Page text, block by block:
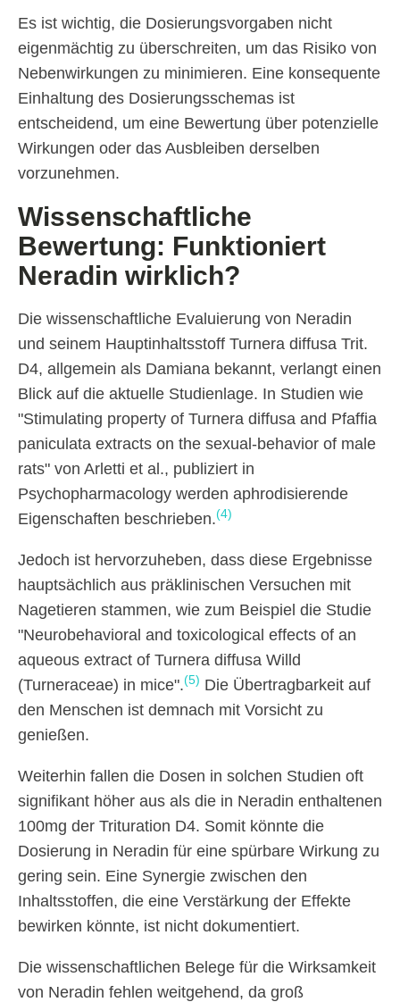
Es ist wichtig, die Dosierungsvorgaben nicht
eigenmächtig zu überschreiten, um das Risiko von
Nebenwirkungen zu minimieren. Eine konsequente
Einhaltung des Dosierungsschemas ist
entscheidend, um eine Bewertung über potenzielle
Wirkungen oder das Ausbleiben derselben
vorzunehmen.
Wissenschaftliche
Bewertung: Funktioniert
Neradin wirklich?
Die wissenschaftliche Evaluierung von Neradin
und seinem Hauptinhaltsstoff Turnera diffusa Trit.
D4, allgemein als Damiana bekannt, verlangt einen
Blick auf die aktuelle Studienlage. In Studien wie
"Stimulating property of Turnera diffusa and Pfaffia
paniculata extracts on the sexual-behavior of male
rats" von Arletti et al., publiziert in
Psychopharmacology werden aphrodisierende
Eigenschaften beschrieben.(4)
Jedoch ist hervorzuheben, dass diese Ergebnisse
hauptsächlich aus präklinischen Versuchen mit
Nagetieren stammen, wie zum Beispiel die Studie
"Neurobehavioral and toxicological effects of an
aqueous extract of Turnera diffusa Willd
(Turneraceae) in mice".(5) Die Übertragbarkeit auf
den Menschen ist demnach mit Vorsicht zu
genießen.
Weiterhin fallen die Dosen in solchen Studien oft
signifikant höher aus als die in Neradin enthaltenen
100mg der Trituration D4. Somit könnte die
Dosierung in Neradin für eine spürbare Wirkung zu
gering sein. Eine Synergie zwischen den
Inhaltsstoffen, die eine Verstärkung der Effekte
bewirken könnte, ist nicht dokumentiert.
Die wissenschaftlichen Belege für die Wirksamkeit
von Neradin fehlen weitgehend, da groß